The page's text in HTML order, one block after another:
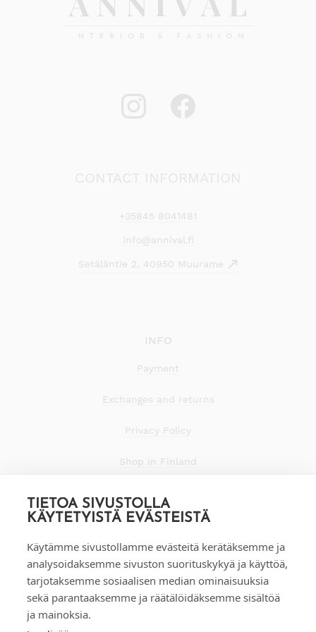
TIETOA SIVUSTOLLA
KÄYTETYISTÄ EVÄSTEISTÄ
Käytämme sivustollamme evästeitä kerätäksemme ja
analysoidaksemme sivuston suorituskykyä ja käyttöä,
tarjotaksemme sosiaalisen median ominaisuuksia
sekä parantaaksemme ja räätälöidäksemme sisältöä
ja mainoksia.
+35845 8041481
info@annival.fi
Setäläntie 2, 40950 Muurame
INFO
Payment
Exchanges and returns
Privacy Policy
Shop in Finland